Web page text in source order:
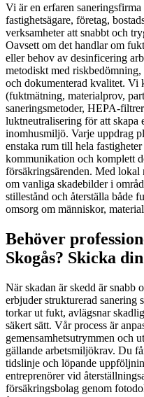
Vi är en erfaren
fastighetsägare, företag,
verksamheter att snabbt och
Oavsett om det handlar om
eller behov av desinficering
metodiskt med
och dokumenterad kvalitet. Vi
(fuktmätning, materialprov,
saneringsmetoder, HEPA-
luktneutralisering för att skapa
inomhusmiljö. Varje uppdrag
enstaka rum till hela
kommunikation och komplett
försäkringsärenden. Med
om vanliga skadebilder i
stillestånd och återställa både
omsorg om människor,
Behöver
Skogås? Skicka
När skadan är skedd är snabb
erbjuder strukturerad sanering
torkar ut fukt, avlägsnar
säkert sätt. Vår process är
gemensamhetsutrymmen och
gällande arbetsmiljökrav. Du
tidslinje och löpande
entreprenörer vid
försäkringsbolag genom